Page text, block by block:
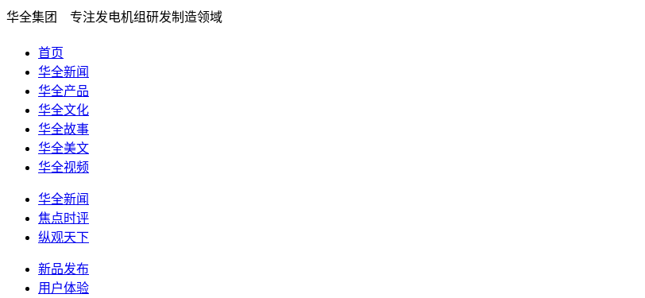
华全集团 专注发电机组研发制造领域
首页
华全新闻
华全产品
华全文化
华全故事
华全美文
华全视频
华全新闻
焦点时评
纵观天下
新品发布
用户体验